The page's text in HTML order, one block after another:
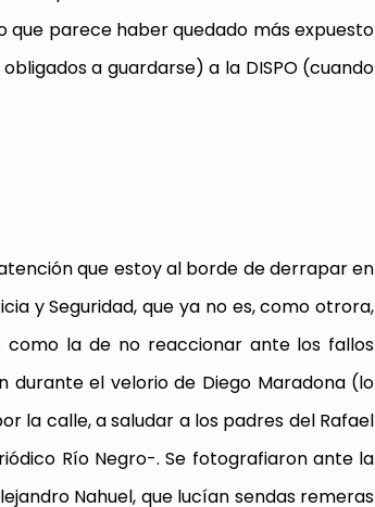
que parece haber quedado más expuesto
a guardarse) a la DISPO (cuando
que estoy al borde de derrapar en
y Seguridad, que ya no es, como otrora,
como la de no reaccionar ante los fallos
durante el velorio de Diego Maradona (lo
la calle, a saludar a los padres del Rafael
Río Negro-. Se fotografiaron ante la
Nahuel, que lucían sendas remeras